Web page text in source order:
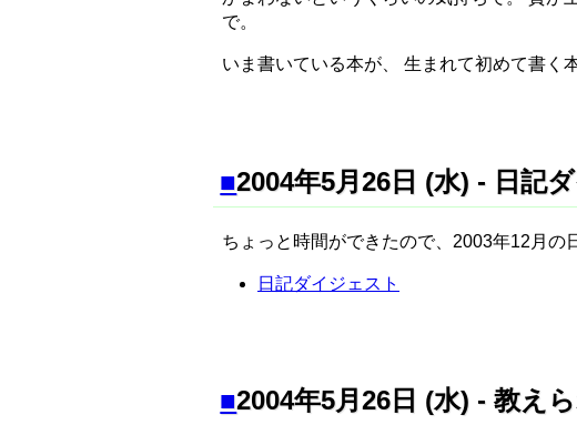
で。
いま書いている本が、 生まれて初めて書く
■2004年5月26日 (水) - 日記
ちょっと時間ができたので、2003年12月の
日記ダイジェスト
■2004年5月26日 (水) - 教え